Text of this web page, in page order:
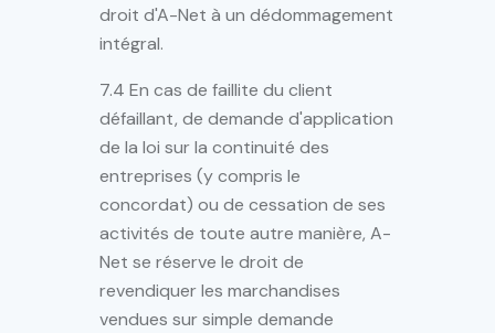
droit d'A-Net à un dédommagement
intégral.
7.4 En cas de faillite du client
défaillant, de demande d'application
de la loi sur la continuité des
entreprises (y compris le
concordat) ou de cessation de ses
activités de toute autre manière, A-
Net se réserve le droit de
revendiquer les marchandises
vendues sur simple demande